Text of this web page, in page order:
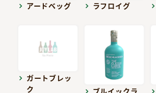
アードベッグ ラフロイグ
ガートブレッ
ク